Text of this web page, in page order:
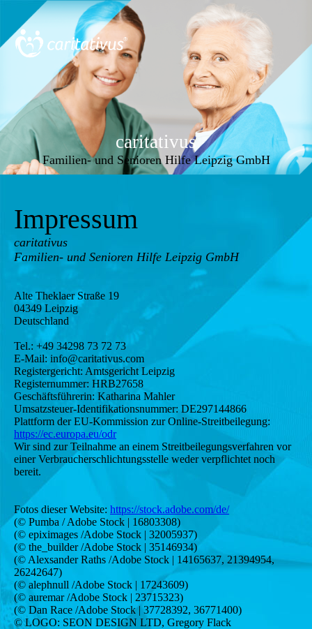
caritativus
Familien- und Senioren Hilfe Leipzig GmbH
Impressum
caritativus
Familien- und Senioren Hilfe Leipzig GmbH
Alte Theklaer Straße 19
04349 Leipzig
Deutschland
Tel.: +49 34298 73 72 73
E-Mail: info@caritativus.com
Registergericht: Amtsgericht Leipzig
Registernummer: HRB27658
Geschäftsführerin: Katharina Mahler
Umsatzsteuer-Identifikationsnummer: DE297144866
Plattform der EU-Kommission zur Online-Streitbeilegung:
https://ec.europa.eu/odr
Wir sind zur Teilnahme an einem Streitbeilegungsverfahren vor
einer Verbraucherschlichtungsstelle weder verpflichtet noch
bereit.
Fotos dieser Website: https://stock.adobe.com/de/
(© Pumba / Adobe Stock | 16803308)
(© epiximages /Adobe Stock | 32005937)
(© the_builder /Adobe Stock | 35146934)
(© Alexsander Raths /Adobe Stock | 14165637, 21394954,
26242647)
(© alephnull /Adobe Stock | 17243609)
(© auremar /Adobe Stock | 23715323)
(© Dan Race /Adobe Stock | 37728392, 36771400)
© LOGO: SEON DESIGN LTD, Gregory Flack